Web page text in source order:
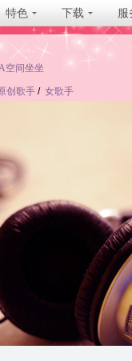
特色 下载 服
空间坐坐
创歌手 / 女歌手